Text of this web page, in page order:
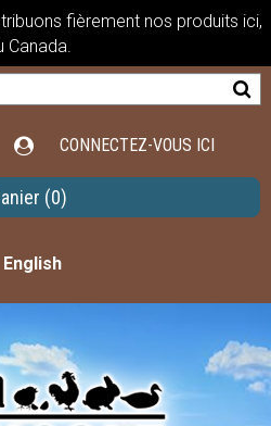
fièrement nos produits ici,
Canada.
CONNECTEZ-VOUS ICI
(0)
English